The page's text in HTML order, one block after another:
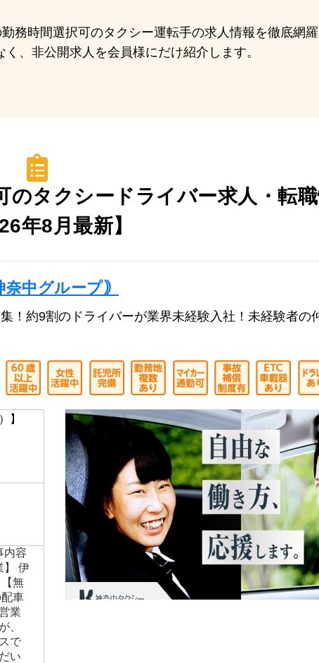
務時間選択可のタクシー運転手の求人情報を徹底網羅
、非公開求人を会員様にだけ紹介します。
のタクシードライバー求人・転
年8月最新】
中グループ｠
！約9割のドライバーが業界未経験入社！未経験者の
】
内容
】 伊
無
車
業
、
で
い